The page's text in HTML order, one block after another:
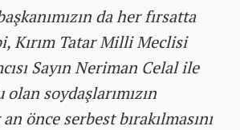
da her fırsatta
Kırım Tatar Milli Meclisi
Sayın Neriman Celal ile
soydaşlarımızın
önce serbest bırakılmasını